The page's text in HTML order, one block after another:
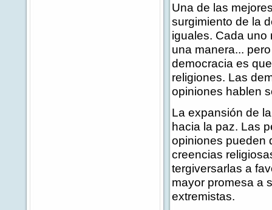
Una de las
surgimiento de la
iguales. Cada uno
una manera...
democracia es
religiones. Las
opiniones hablen
La expansión de
hacia la paz. Las
opiniones pueden
creencias
tergiversarlas a
mayor promesa a
extremistas.